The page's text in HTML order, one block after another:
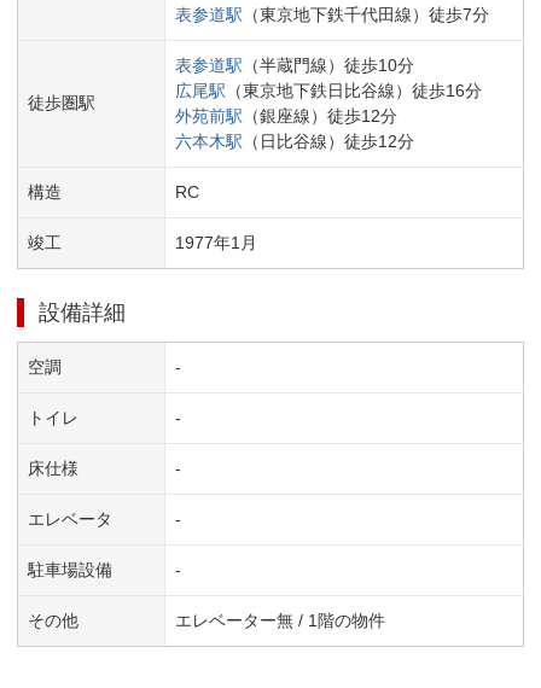
表参道駅 （東京地下鉄千代田線） 徒歩7分
徒歩圏駅
表参道駅 （半蔵門線） 徒歩10分
広尾駅 （東京地下鉄日比谷線） 徒歩16分
外苑前駅 （銀座線） 徒歩12分
六本木駅 （ 日比谷線） 徒歩12分
構造 RC
竣工 1977年1 月
設備詳細
空調 -
トイレ -
床仕様 -
エレベータ -
駐車場設備 -
その他 エレベーター無 / 1階の物件